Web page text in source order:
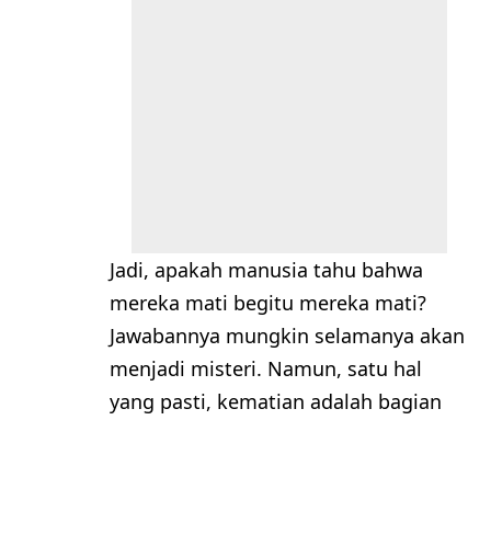
Jadi, apakah manusia tahu bahwa
mereka mati begitu mereka mati?
Jawabannya mungkin selamanya akan
menjadi misteri. Namun, satu hal
yang pasti, kematian adalah bagian